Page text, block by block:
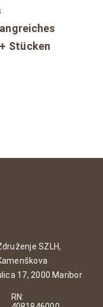
Stücken
SZLH,
17, 2000 Maribor
RN: